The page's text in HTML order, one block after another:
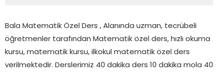
Bala Matematik Özel Ders , Alanında uzman, tecrübeli
öğretmenler tarafından Matematik özel ders, hızlı okuma
kursu, matematik kursu, ilkokul matematik özel ders
verilmektedir. Derslerimiz 40 dakika ders 10 dakika mola 40